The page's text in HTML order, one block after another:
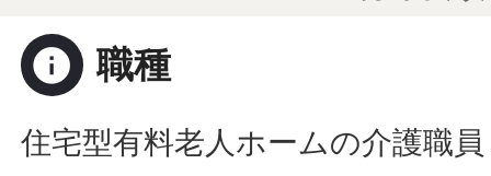
info 職種
住宅型有料老人ホームの介護職員